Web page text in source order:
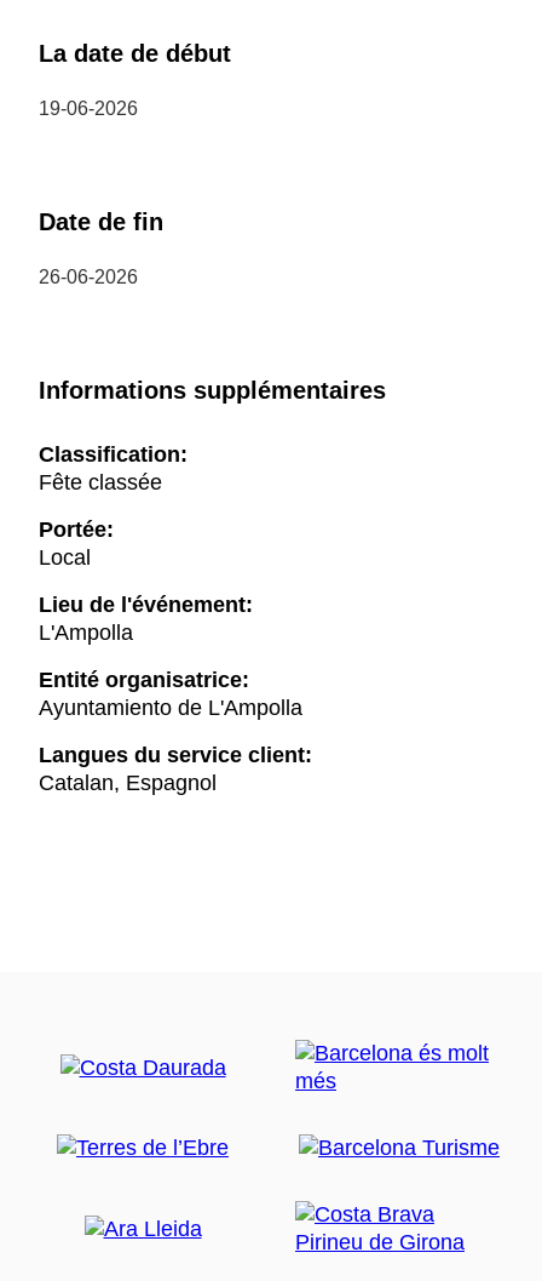
La date de début
19-06-2026
Date de fin
26-06-2026
Informations supplémentaires
Classification:
Fête classée
Portée:
Local
Lieu de l'événement:
L'Ampolla
Entité organisatrice:
Ayuntamiento de L'Ampolla
Langues du service client:
Catalan, Espagnol